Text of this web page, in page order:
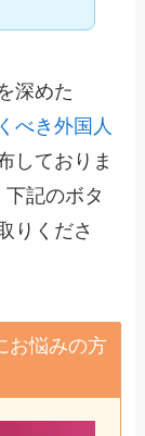
深めた
べき外国人
しておりま
記のボタ
りくださ
お悩みの方